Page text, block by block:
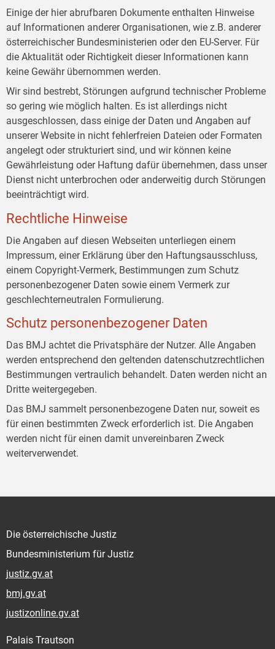
Einige der hier abrufbaren Dokumente enthalten Hinweise
auf Informationen anderer Organisationen, wie z.B. anderer
österreichischer Bundesministerien oder den EU-Server. Für
die Aktualität oder Richtigkeit dieser Informationen kann
keine Gewähr übernommen werden.
Wir sind bestrebt, Störungen aufgrund technischer Probleme
so gering wie möglich halten. Es ist allerdings nicht
ausgeschlossen, dass einige der Daten und Angaben auf
unserer Website in nicht fehlerfreien Dateien oder Formaten
angelegt oder strukturiert sind, und wir können keine
Gewährleistung oder Haftung dafür übernehmen, dass unser
Dienst nicht unterbrochen oder anderweitig durch Störungen
beeinträchtigt wird.
Rechtliche Hinweise
Die Angaben auf diesen Webseiten unterliegen einem
Impressum, einer Erklärung über den Haftungsausschluss,
einem Copyright-Vermerk, Bestimmungen zum Schutz
personenbezogener Daten sowie einem Vermerk zur
geschlechterneutralen Formulierung.
Schutz personenbezogener Daten
Das BMJ achtet die Privatsphäre der Nutzer. Alle Angaben
werden entsprechend den geltenden datenschutzrechtlichen
Bestimmungen vertraulich behandelt. Daten werden nicht an
Dritte weitergegeben.
Das BMJ sammelt personenbezogene Daten nur, soweit es
für einen bestimmten Zweck erforderlich ist. Die Angaben
werden nicht für einen damit unvereinbaren Zweck
weiterverwendet.
Die österreichische Justiz
Bundesministerium für Justiz
justiz.gv.at
bmj.gv.at
justizonline.gv.at
Palais Trautson